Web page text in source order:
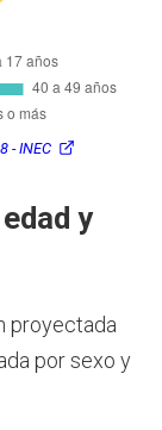
- INEC
y
proyectada
por sexo y